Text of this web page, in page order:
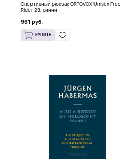
Спортивный рюкзак ORTOVOX Unisex Free
Rider 28, синий
961 руб.
КУПИТЬ